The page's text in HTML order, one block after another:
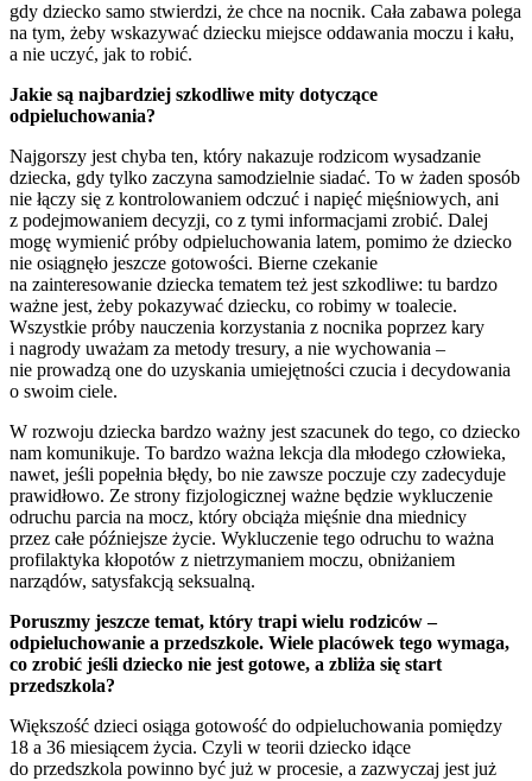
gdy dziecko samo stwierdzi, że chce na nocnik. Cała zabawa polega
na tym, żeby wskazywać dziecku miejsce oddawania moczu i kału,
a nie uczyć, jak to robić.
Jakie są najbardziej szkodliwe mity dotyczące
odpieluchowania?
Najgorszy jest chyba ten, który nakazuje rodzicom wysadzanie
dziecka, gdy tylko zaczyna samodzielnie siadać. To w żaden sposób
nie łączy się z kontrolowaniem odczuć i napięć mięśniowych, ani
z podejmowaniem decyzji, co z tymi informacjami zrobić. Dalej
mogę wymienić próby odpieluchowania latem, pomimo że dziecko
nie osiągnęło jeszcze gotowości. Bierne czekanie
na zainteresowanie dziecka tematem też jest szkodliwe: tu bardzo
ważne jest, żeby pokazywać dziecku, co robimy w toalecie.
Wszystkie próby nauczenia korzystania z nocnika poprzez kary
i nagrody uważam za metody tresury, a nie wychowania –
nie prowadzą one do uzyskania umiejętności czucia i decydowania
o swoim ciele.
W rozwoju dziecka bardzo ważny jest szacunek do tego, co dziecko
nam komunikuje. To bardzo ważna lekcja dla młodego człowieka,
nawet, jeśli popełnia błędy, bo nie zawsze poczuje czy zadecyduje
prawidłowo. Ze strony fizjologicznej ważne będzie wykluczenie
odruchu parcia na mocz, który obciąża mięśnie dna miednicy
przez całe późniejsze życie. Wykluczenie tego odruchu to ważna
profilaktyka kłopotów z nietrzymaniem moczu, obniżaniem
narządów, satysfakcją seksualną.
Poruszmy jeszcze temat, który trapi wielu rodziców –
odpieluchowanie a przedszkole. Wiele placówek tego wymaga,
co zrobić jeśli dziecko nie jest gotowe, a zbliża się start
przedszkola?
Większość dzieci osiąga gotowość do odpieluchowania pomiędzy
18 a 36 miesiącem życia. Czyli w teorii dziecko idące
do przedszkola powinno być już w procesie, a zazwyczaj jest już